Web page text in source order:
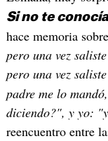
Si no te
hace memoria
pero una vez
pero una vez
padre me lo
diciendo?", y yo:
reencuentro entre